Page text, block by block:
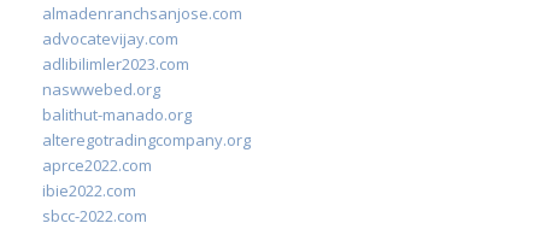
almadenranchsanjose.com
advocatevijay.com
adlibilimler2023.com
naswwebed.org
balithut-manado.org
alteregotradingcompany.org
aprce2022.com
ibie2022.com
sbcc-2022.com